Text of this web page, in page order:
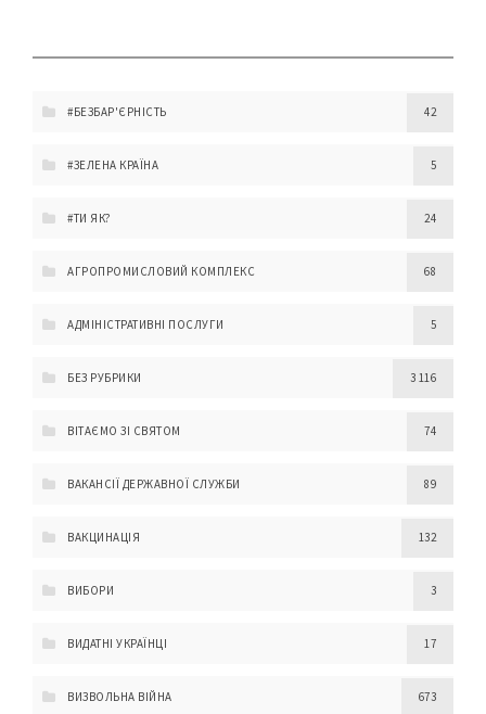
#БЕЗБАР'ЄРНІСТЬ 42
#ЗЕЛЕНА КРАЇНА 5
#ТИ ЯК? 24
АГРОПРОМИСЛОВИЙ КОМПЛЕКС 68
АДМІНІСТРАТИВНІ ПОСЛУГИ 5
БЕЗ РУБРИКИ 3 116
ВІТАЄМО ЗІ СВЯТОМ 74
ВАКАНСІЇ ДЕРЖАВНОЇ СЛУЖБИ 89
ВАКЦИНАЦІЯ 132
ВИБОРИ 3
ВИДАТНІ УКРАЇНЦІ 17
ВИЗВОЛЬНА ВІЙНА 673